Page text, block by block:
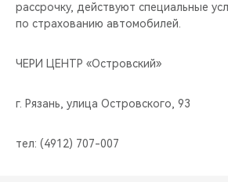
рассрочку, действуют специальные
по страхованию автомобилей.
ЧЕРИ ЦЕНТР «Островский»
г. Рязань, улица Островского, 93
тел: (4912) 707-007